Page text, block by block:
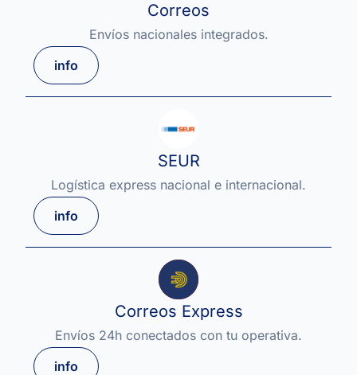
Correos
Envíos nacionales integrados.
info
SEUR
Logística express nacional e internacional.
info
Correos Express
Envíos 24h conectados con tu operativa.
info